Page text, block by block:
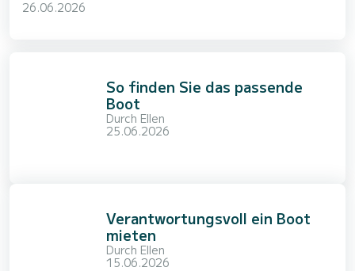
26.06.2026
So finden Sie das passende
Boot
Durch Ellen
25.06.2026
Verantwortungsvoll ein Boot
mieten
Durch Ellen
15.06.2026